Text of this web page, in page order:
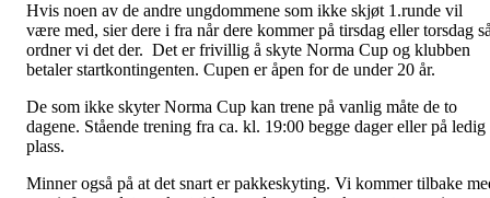
Hvis noen av de andre ungdommene som ikke skjøt 1.runde vil
være med, sier dere i fra når dere kommer på tirsdag eller torsdag
ordner vi det der. Det er frivillig å skyte Norma Cup og klubben
betaler startkontingenten. Cupen er åpen for de under 20 år.
De som ikke skyter Norma Cup kan trene på vanlig måte de to
dagene. Stående trening fra ca. kl. 19:00 begge dager eller på ledig
plass.
Minner også på at det snart er pakkeskyting. Vi kommer tilbake